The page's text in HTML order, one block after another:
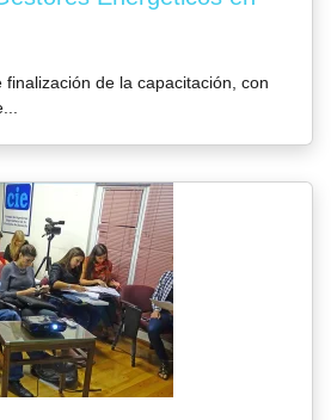
finalización de la capacitación, con